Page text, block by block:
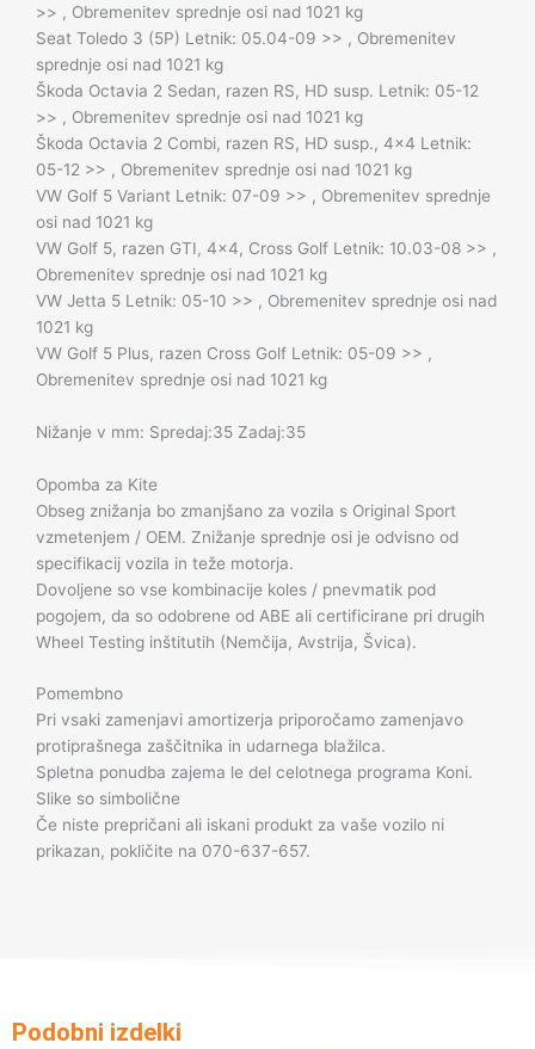
>> , Obremenitev sprednje osi nad 1021 kg
Seat Toledo 3 (5P) Letnik: 05.04-09 >> , Obremenitev
sprednje osi nad 1021 kg
Škoda Octavia 2 Sedan, razen RS, HD susp. Letnik: 05-12
>> , Obremenitev sprednje osi nad 1021 kg
Škoda Octavia 2 Combi, razen RS, HD susp., 4×4 Letnik:
05-12 >> , Obremenitev sprednje osi nad 1021 kg
VW Golf 5 Variant Letnik: 07-09 >> , Obremenitev sprednje
osi nad 1021 kg
VW Golf 5, razen GTI, 4×4, Cross Golf Letnik: 10.03-08 >> ,
Obremenitev sprednje osi nad 1021 kg
VW Jetta 5 Letnik: 05-10 >> , Obremenitev sprednje osi nad
1021 kg
VW Golf 5 Plus, razen Cross Golf Letnik: 05-09 >> ,
Obremenitev sprednje osi nad 1021 kg
Nižanje v mm: Spredaj:35 Zadaj:35
Opomba za Kite
Obseg znižanja bo zmanjšano za vozila s Original Sport
vzmetenjem / OEM. Znižanje sprednje osi je odvisno od
specifikacij vozila in teže motorja.
Dovoljene so vse kombinacije koles / pnevmatik pod
pogojem, da so odobrene od ABE ali certificirane pri drugih
Wheel Testing inštitutih (Nemčija, Avstrija, Švica).
Pomembno
Pri vsaki zamenjavi amortizerja priporočamo zamenjavo
protiprašnega zaščitnika in udarnega blažilca.
Spletna ponudba zajema le del celotnega programa Koni.
Slike so simbolične
Če niste prepričani ali iskani produkt za vaše vozilo ni
prikazan, pokličite na 070-637-657.
Podobni izdelki